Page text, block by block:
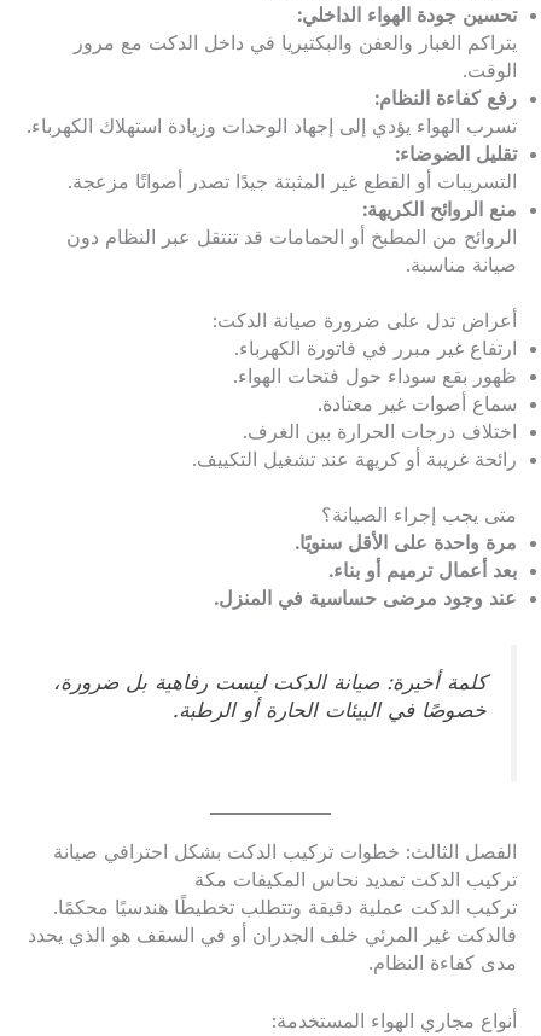
تحسين جودة الهواء الداخلي:
يتراكم الغبار والعفن والبكتيريا في داخل الدكت مع مرور
الوقت.
رفع كفاءة النظام:
تسرب الهواء يؤدي إلى إجهاد الوحدات وزيادة استهلاك الكهرباء.
تقليل الضوضاء:
التسريبات أو القطع غير المثبتة جيدًا تصدر أصواتًا مزعجة.
منع الروائح الكريهة:
الروائح من المطبخ أو الحمامات قد تنتقل عبر النظام دون
صيانة مناسبة.
أعراض تدل على ضرورة صيانة الدكت:
ارتفاع غير مبرر في فاتورة الكهرباء.
ظهور بقع سوداء حول فتحات الهواء.
سماع أصوات غير معتادة.
اختلاف درجات الحرارة بين الغرف.
رائحة غريبة أو كريهة عند تشغيل التكييف.
متى يجب إجراء الصيانة؟
مرة واحدة على الأقل سنويًا.
بعد أعمال ترميم أو بناء.
عند وجود مرضى حساسية في المنزل.
كلمة أخيرة: صيانة الدكت ليست رفاهية بل ضرورة،
خصوصًا في البيئات الحارة أو الرطبة.
الفصل الثالث: خطوات تركيب الدكت بشكل احترافي صيانة
تركيب الدكت تمديد نحاس المكيفات مكة
تركيب الدكت عملية دقيقة وتتطلب تخطيطًا هندسيًا محكمًا.
فالدكت غير المرئي خلف الجدران أو في السقف هو الذي يحدد
مدى كفاءة النظام.
أنواع مجاري الهواء المستخدمة: